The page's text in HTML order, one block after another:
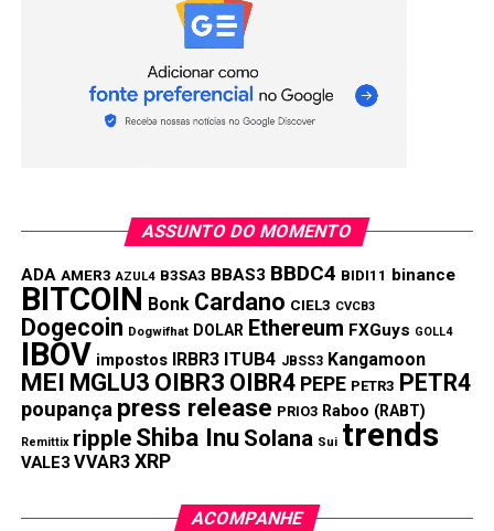
Puxada pelos combustíveis, inflação oficial fecha
ASSUNTO DO MOMENTO
ADA AMER3 AZUL4 B3SA3 BBAS3 BBDC4 BIDI11 binance
BITCOIN Bonk Cardano CIEL3 CVCB3
Dogecoin Dogwifhat DOLAR Ethereum FXGuys GOLL4
IBOV impostos IRBR3 ITUB4 JBSS3 Kangamoon
MEI MGLU3 OIBR3 OIBR4 PEPE PETR3 PETR4
poupança press release PRIO3 Raboo (RABT)
Remittix ripple Shiba Inu Solana Sui trends
VALE3 VVAR3 XRP
ACOMPANHE